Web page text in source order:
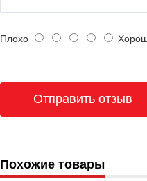
Плохо
Похожие товары